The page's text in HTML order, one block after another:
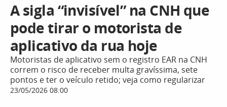
A sigla “invisível” na CNH que
pode tirar o motorista de
aplicativo da rua hoje
Motoristas de aplicativo sem o registro EAR na CNH
correm o risco de receber multa gravíssima, sete
pontos e ter o veículo retido; veja como regularizar
23/05/2026 08:00